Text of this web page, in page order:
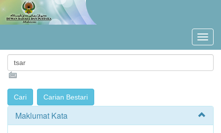
Maklumat Kata